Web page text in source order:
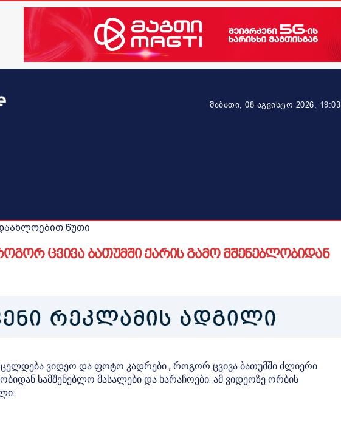
შაბათი, 08 აგვისტო 2026, 19:03
წუთი
ცვივა ბათუმში ქარის გამო მშენებლობიდან
ვიდეო და ფოტო კადრები , როგორ ცვივა ბათუმში ძლიერი
სამშენებლო მასალები და ხარაჩოები. ამ ვიდეოზე ორბის